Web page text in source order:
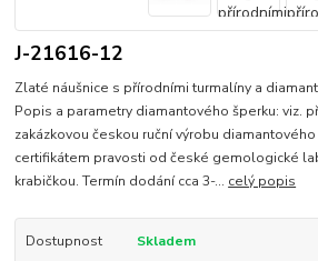
J-21616-12
Zlaté náušnice s přírodními turmalíny a
Popis a parametry diamantového šperku: viz.
zakázkovou českou ruční výrobu
certifikátem pravosti od české gemologické
krabičkou. Termín dodání cca 3-... celý popis
Dostupnost Skladem